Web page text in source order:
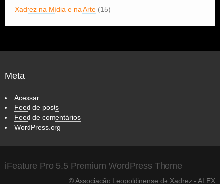
Xadrez na Mídia e na Arte (15)
Meta
Acessar
Feed de posts
Feed de comentários
WordPress.org
iFeature Pro 5.5 Premium WordPress Theme
© Associação Leopoldinense de Xadrez - ALEX